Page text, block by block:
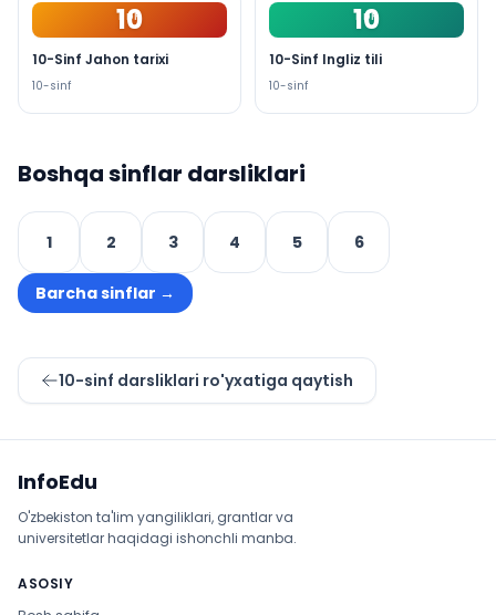
10
PDF
10-Sinf Jahon tarixi
10-sinf
10
PDF
10-Sinf Ingliz tili
10-sinf
Boshqa sinflar darsliklari
1 2 3 4 5 6
Barcha sinflar →
10-sinf darsliklari ro'yxatiga qaytish
InfoEdu
O'zbekiston ta'lim yangiliklari, grantlar va
universitetlar haqidagi ishonchli manba.
ASOSIY